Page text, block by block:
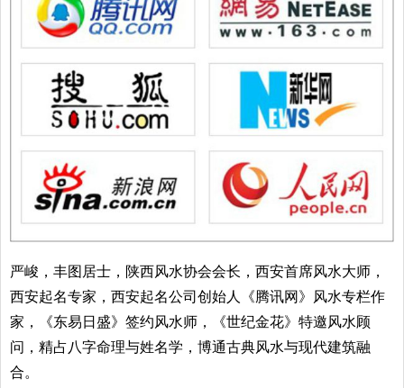
严峻，丰图居士，陕西风水协会会长，西安首席风水大师，
西安起名专家，西安起名公司创始人《腾讯网》风水专栏作
家，《东易日盛》签约风水师，《世纪金花》特邀风水顾
问，精占八字命理与姓名学，博通古典风水与现代建筑融
合。